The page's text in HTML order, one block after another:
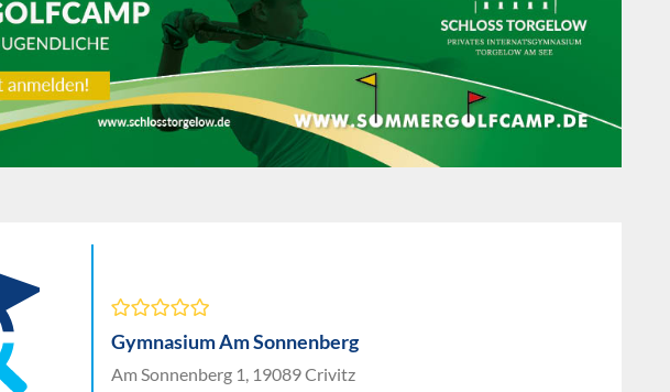
Gymnasium Am Sonnenberg
Am Sonnenberg 1, 19089 Crivitz